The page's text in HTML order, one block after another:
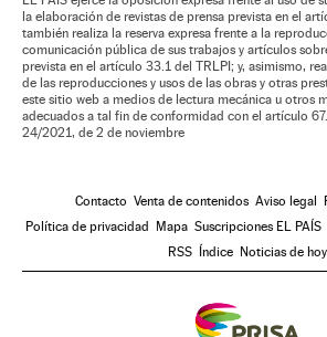
la elaboración de revistas de prensa prevista en el
también realiza la reserva expresa frente a la
comunicación pública de sus trabajos y artículos
prevista en el artículo 33.1 del TRLPI; y, asimismo,
de las reproducciones y usos de las obras y otras
este sitio web a medios de lectura mecánica u otros
adecuados a tal fin de conformidad con el artículo
24/2021, de 2 de noviembre
Contacto Venta de contenidos Aviso legal
Política de privacidad
Mapa Suscripciones EL PAÍS
RSS
Índice Noticias de hoy